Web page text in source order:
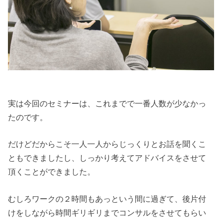
実は今回のセミナーは、これまでで一番人数が少なかっ
たのです。
だけどだからこそ一人一人からじっくりとお話を聞くこ
ともできましたし、しっかり考えてアドバイスをさせて
頂くことができました。
むしろワークの２時間もあっという間に過ぎて、後片付
けをしながら時間ギリギリまでコンサルをさせてもらい